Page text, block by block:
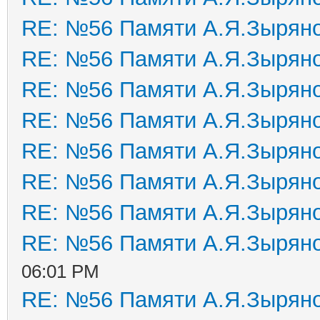
RE: №56 Памяти
RE: №56 Памяти
RE: №56 Памяти
RE: №56 Памяти
RE: №56 Памяти
RE: №56 Памяти
RE: №56 Памяти
RE: №56 Памяти
06:01 PM
RE: №56 Памяти